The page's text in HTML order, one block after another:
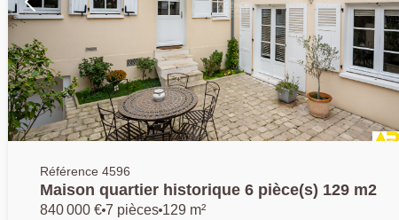
Référence 4596
Maison quartier historique 6 pièce(s) 129 m2
840 000 € 7 pièces 129 m²